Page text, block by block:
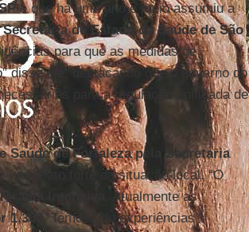
e que há uma ano e meio assumiu a
Secretaria de Estado da Saúde de São
para que as medidas de
disse ele, destacando que o governo do
para a regulação unificada de
Saúde de Fortaleza pela Secretaria
um relato forte da situação local. “O
Intensiva
. Atualmente as
1.300 . Temos tido experiências